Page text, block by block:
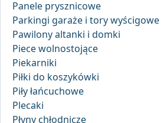
Panele prysznicowe
Parkingi garaże i tory wyścigowe
Pawilony altanki i domki
Piece wolnostojące
Piekarniki
Piłki do koszykówki
Piły łańcuchowe
Plecaki
Płyny chłodnicze